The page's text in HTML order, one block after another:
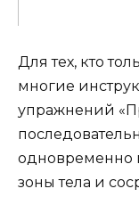
Для тех, кто
многие
упражнений
одновременно
зоны тела и